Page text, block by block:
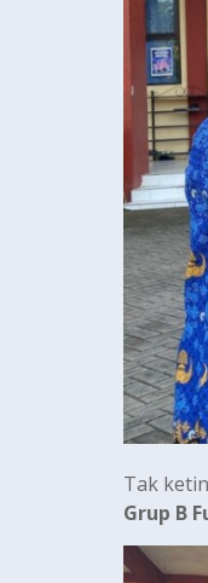
Tak
Grup B